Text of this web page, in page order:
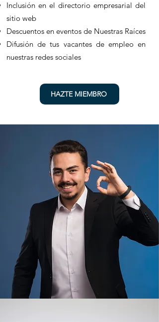
Inclusión en el directorio empresarial del
sitio web
Descuentos en eventos de Nuestras Raíces
Difusión de tus vacantes de empleo en
nuestras redes sociales
HAZTE MIEMBRO